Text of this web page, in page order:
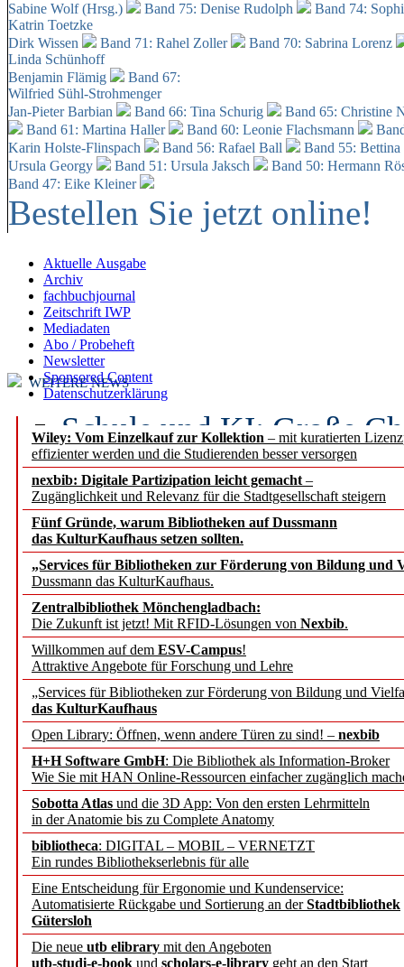
Sabine Wolf (Hrsg.)
Band 75: Denise Rudolph
Band 74:
Katrin Toetzke
Dirk Wissen
Band 71: Rahel Zoller
Band 70: Sabrina Lorenz
Linda Schünhoff
Benjamin Flämig
Band 67:
Wilfried Sühl-Strohmenger
Jan-Pieter Barbian
Band 66: Tina Schurig
Band 65: Christine
Band 61: Martina Haller
Band 60: Leonie Flachsmann
Karin Holste-Flinspach
Band 56: Rafael Ball
Band 55:
Ursula Georgy
Band 51: Ursula Jaksch Band 50: Hermann
Band 47: Eike Kleiner
Bestellen Sie jetzt online!
Aktuelle Ausgabe
Archiv
fachbuchjournal
Zeitschrift IWP
Mediadaten
Abo / Probeheft
Newsletter
Sponsored Content
Datenschutzerklärung
Wiley: Vom Einzelkauf zur Kollektion – mit kuratierten
effizienter werden und die Studierenden besser versorgen
nexbib: Digitale Partizipation leicht gemacht –
Zugänglichkeit und Relevanz für die Stadtgesellschaft steigern
Fünf Gründe, warum Bibliotheken auf Dussmann
das KulturKaufhaus setzen sollten.
„Services für Bibliotheken zur Förderung von Bildung und
Dussmann das KulturKaufhaus.
Zentralbibliothek Mönchengladbach:
Die Zukunft ist jetzt! Mit RFID-Lösungen von Nexbib.
Willkommen auf dem ESV-Campus!
Attraktive Angebote für Forschung und Lehre
„Services für Bibliotheken zur Förderung von Bildung und
das KulturKaufhaus
Open Library: Öffnen, wenn andere Türen zu sind! – nexbib
H+H Software GmbH: Die Bibliothek als Information-Broker
Wie Sie mit HAN Online-Ressourcen einfacher zugänglich
Sobotta Atlas und die 3D App: Von den ersten Lehrmitteln
in der Anatomie bis zu Complete Anatomy
bibliotheca: DIGITAL – MOBIL – VERNETZT
Ein rundes Bibliothekserlebnis für alle
Eine Entscheidung für Ergonomie und Kundenservice:
Automatisierte Rückgabe und Sortierung an derStadtbibliothek
Gütersloh
Die neue utb elibrary mit den Angeboten
utb-studi-e-book und scholars-e-library geht an den Start
WEITERE NEWS
Schule und KI: Große
Voraussetzungen
Erfolgreiches erstes
Segment Research –
angepasst
konstruktiv!
Mohr Siebeck
und die Zeitschrift für
Francke Attempto
EBSCO Information
Recherchefunktionen in
Sorbisches Institut neu
Geschichte und